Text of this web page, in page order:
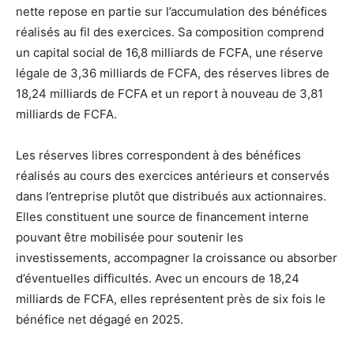
nette repose en partie sur l’accumulation des bénéfices
réalisés au fil des exercices. Sa composition comprend
un capital social de 16,8 milliards de FCFA, une réserve
légale de 3,36 milliards de FCFA, des réserves libres de
18,24 milliards de FCFA et un report à nouveau de 3,81
milliards de FCFA.
Les réserves libres correspondent à des bénéfices
réalisés au cours des exercices antérieurs et conservés
dans l’entreprise plutôt que distribués aux actionnaires.
Elles constituent une source de financement interne
pouvant être mobilisée pour soutenir les
investissements, accompagner la croissance ou absorber
d’éventuelles difficultés. Avec un encours de 18,24
milliards de FCFA, elles représentent près de six fois le
bénéfice net dégagé en 2025.